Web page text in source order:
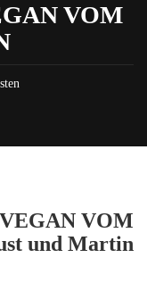
VOM
VOM
und Martin